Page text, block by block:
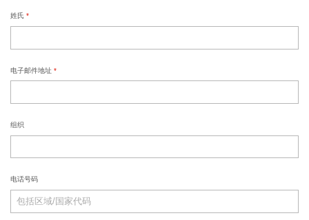
姓氏 *
电子邮件地址 *
组织
电话号码